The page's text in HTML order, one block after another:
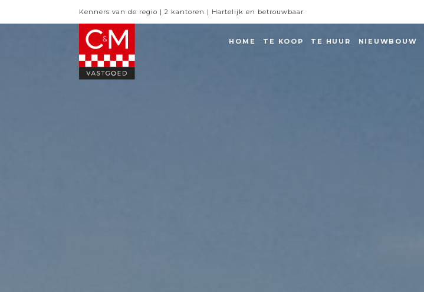
Kenners van de regio | 2 kantoren | Hartelijk en betrouwbaar
HOME TE KOOP TE HUUR NIEUWBOUW